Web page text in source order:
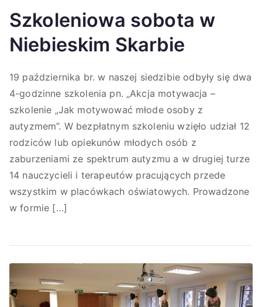
Szkoleniowa sobota w
Niebieskim Skarbie
19 października br. w naszej siedzibie odbyły się dwa
4-godzinne szkolenia pn. „Akcja motywacja –
szkolenie „Jak motywować młode osoby z
autyzmem”. W bezpłatnym szkoleniu wzięło udział 12
rodziców lub opiekunów młodych osób z
zaburzeniami ze spektrum autyzmu a w drugiej turze
14 nauczycieli i terapeutów pracujących przede
wszystkim w placówkach oświatowych. Prowadzone
w formie […]